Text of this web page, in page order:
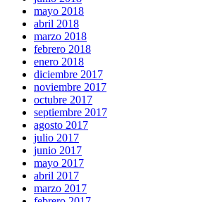
mayo 2018
abril 2018
marzo 2018
febrero 2018
enero 2018
diciembre 2017
noviembre 2017
octubre 2017
septiembre 2017
agosto 2017
julio 2017
junio 2017
mayo 2017
abril 2017
marzo 2017